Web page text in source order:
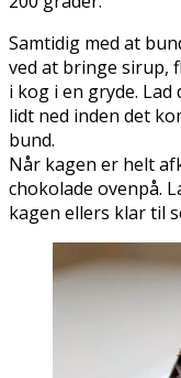
Samtidig med at
ved at bringe sirup,
i kog i en gryde. Lad
lidt ned inden det
bund.
Når kagen er helt
chokolade ovenpå.
kagen ellers klar til